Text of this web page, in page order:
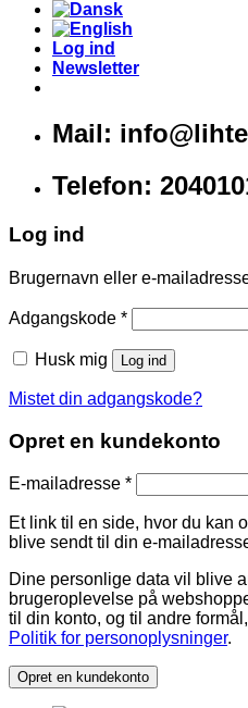
Log ind
Newsletter
Mail:
Telefon:
Log ind
Brugernavn eller e-
Adgangskode *
Husk mig Log ind
Mistet din adgangskode?
Opret en kundekonto
E-mailadresse *
Et link til en side, hvor du kan
blive sendt til din e-
Dine personlige data vil blive
brugeroplevelse på
til din konto, og til andre
Politik for personoplysninger.
Opret en kundekonto